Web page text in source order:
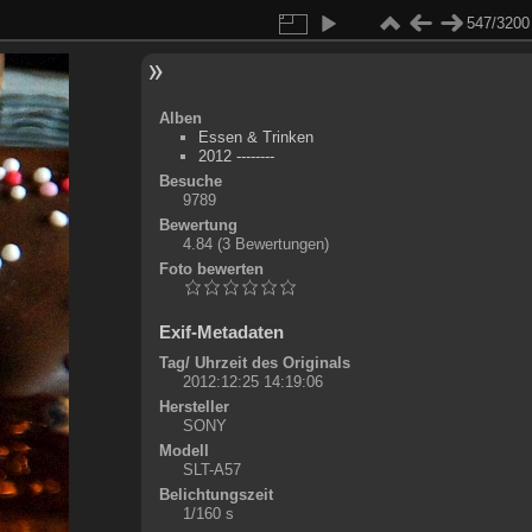
547/3200
Alben
Essen & Trinken
2012 --------
Besuche
9789
Bewertung
4.84 (3 Bewertungen)
Foto bewerten
Exif-Metadaten
Tag/ Uhrzeit des Originals
2012:12:25 14:19:06
Hersteller
SONY
Modell
SLT-A57
Belichtungszeit
1/160 s